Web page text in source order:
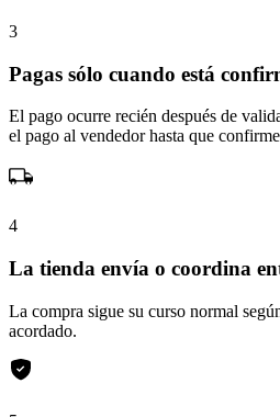
3
Pagas sólo cuando está
El pago ocurre recién después de
el pago al vendedor hasta que
4
La tienda envía o coordina
La compra sigue su curso normal
acordado.